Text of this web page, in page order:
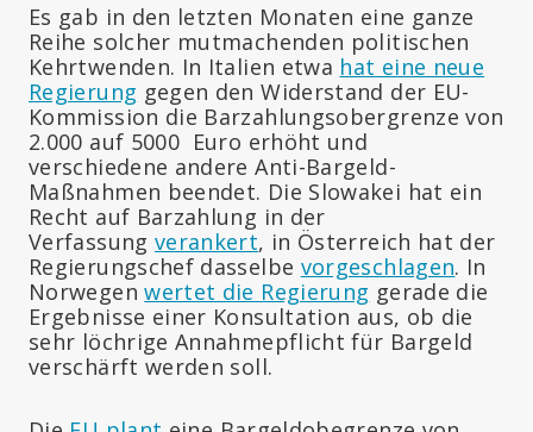
Es gab in den letzten Monaten eine ganze
Reihe solcher mutmachenden politischen
Kehrtwenden. In Italien etwa hat eine neue
Regierung gegen den Widerstand der EU-
Kommission die Barzahlungsobergrenze von
2.000 auf 5000 Euro erhöht und
verschiedene andere Anti-Bargeld-
Maßnahmen beendet. Die Slowakei hat ein
Recht auf Barzahlung in der
Verfassung verankert, in Österreich hat der
Regierungschef dasselbe vorgeschlagen. In
Norwegenwertet die Regierung gerade die
Ergebnisse einer Konsultation aus, ob die
sehr löchrige Annahmepflicht für Bargeld
verschärft werden soll.